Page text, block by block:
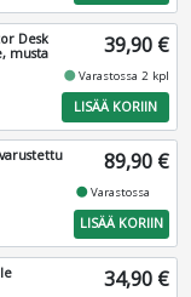
Desk
musta
39,90 €
fiber_manual_recordVarastossa 2 kpl
LISÄÄ KORIIN
89,90 €
fiber_manual_recordVarastossa
LISÄÄ KORIIN
34,90 €